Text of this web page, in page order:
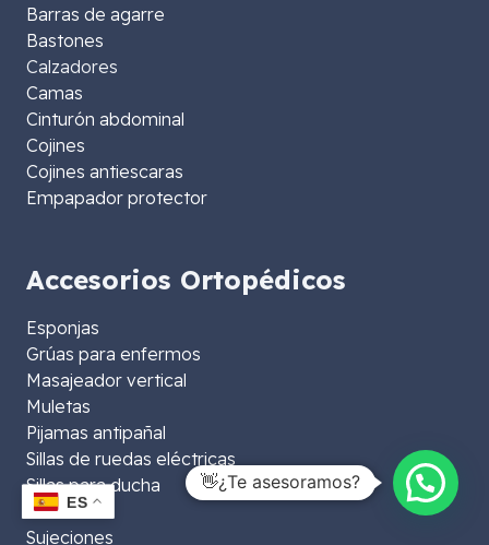
Barras de agarre
Bastones
Calzadores
Camas
Cinturón abdominal
Cojines
Cojines antiescaras
Empapador protector
Accesorios Ortopédicos
Esponjas
Grúas para enfermos
Masajeador vertical
Muletas
Pijamas antipañal
Sillas de ruedas eléctricas
Sillas para ducha
Sillones
Sujeciones
ES
👋¿Te asesoramos?